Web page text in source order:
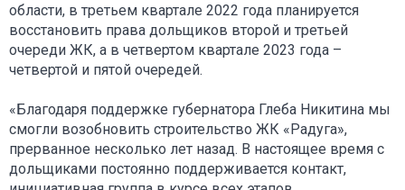
области, в третьем квартале 2022 года планируется
восстановить права дольщиков второй и третьей
очереди ЖК, а в четвертом квартале 2023 года –
четвертой и пятой очередей.
«Благодаря поддержке губернатора Глеба Никитина мы
смогли возобновить строительство ЖК «Радуга»,
прерванное несколько лет назад. В настоящее время с
дольщиками постоянно поддерживается контакт,